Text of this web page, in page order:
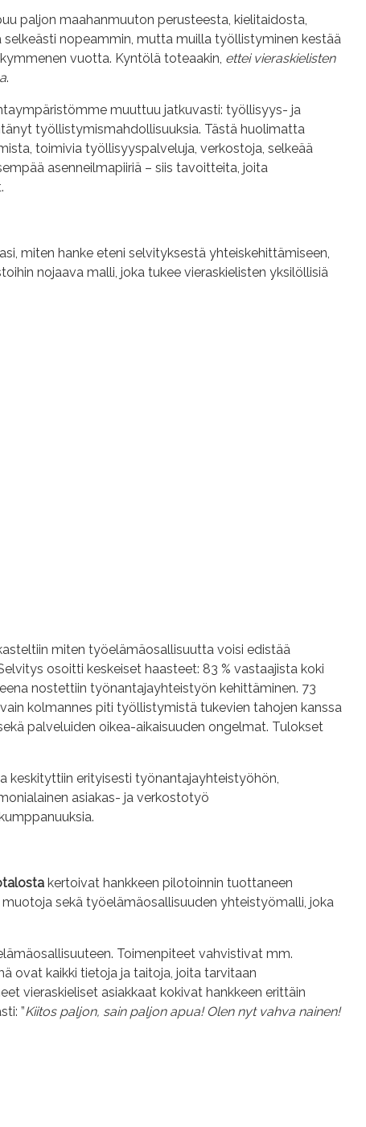
paljon maahanmuuton perusteesta, kielitaidosta,
nopeammin, mutta muilla työllistyminen kestää
vuotta. Kyntölä toteaakin, ettei vieraskielisten
.
muuttuu jatkuvasti: työllisyys- ja
työllistymismahdollisuuksia. Tästä huolimatta
toimivia työllisyyspalveluja, verkostoja, selkeää
asenneilmapiiriä – siis tavoitteita, joita
miten hanke eteni selvityksestä yhteiskehittämiseen,
nojaava malli, joka tukee vieraskielisten yksilöllisiä
miten työelämäosallisuutta voisi edistää
osoitti keskeiset haasteet: 83 % vastaajista koki
nostettiin työnantajayhteistyön kehittäminen. 73
kolmannes piti työllistymistä tukevien tahojen kanssa
palveluiden oikea-aikaisuuden ongelmat. Tulokset
keskityttiin erityisesti työnantajayhteistyöhön,
asiakas- ja verkostotyö
kertoivat hankkeen pilotoinnin tuottaneen
sekä työelämäosallisuuden yhteistyömalli, joka
Toimenpiteet vahvistivat mm.
ovat kaikki tietoja ja taitoja, joita tarvitaan
vieraskieliset asiakkaat kokivat hankkeen erittäin
”Kiitos paljon, sain paljon apua! Olen nyt vahva nainen!